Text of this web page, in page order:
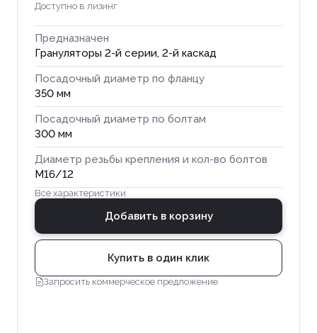
Доступно в лизинг
Предназначен
Грануляторы 2-й серии, 2-й каскад
Посадочный диаметр по фланцу
350 мм
Посадочный диаметр по болтам
300 мм
Диаметр резьбы крепления и кол-во болтов
М16/12
Все характеристики
Добавить в корзину
Купить в один клик
Запросить коммерческое предложение